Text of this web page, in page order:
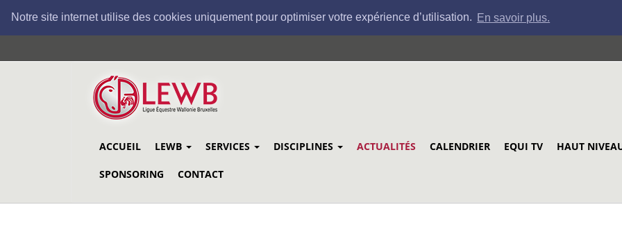
Notre site internet utilise des cookies uniquement pour optimiser votre expérience d’utilisation. En savoir plus.
au
ACCUEIL LEWB SERVICES DISCIPLINES ACTUALITÉS CALENDRIER EQUI TV HAUT
SPONSORING CONTACT